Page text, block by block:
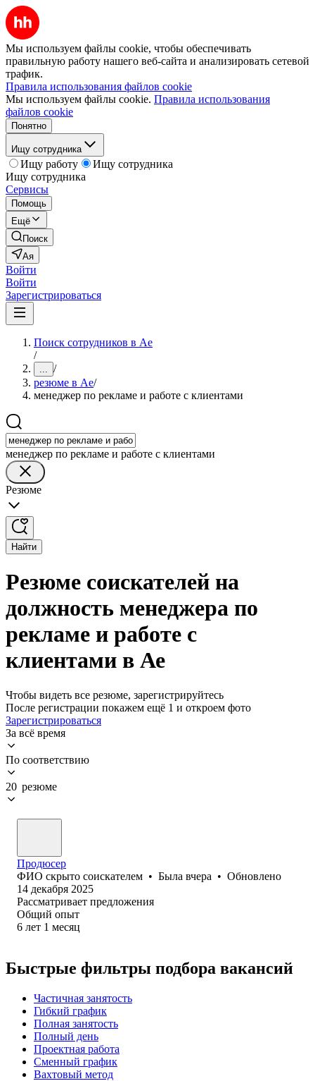
Мы используем файлы cookie, чтобы обеспечивать
правильную работу нашего веб-сайта и анализировать сетевой
трафик.
Правила использования файлов cookie
Мы используем файлы cookie. Правила использования
файлов cookie
Понятно
Ищу сотрудника
Ищу работу
Ищу сотрудника
Ищу сотрудника
Сервисы
Помощь
Ещё
Поиск
Ая
Войти
Войти
Зарегистрироваться
Поиск сотрудников в Ае
/
... /
резюме в Ае/
менеджер по рекламе и работе с клиентами
менеджер по рекламе и работе с клиентами
Резюме
Найти
Резюме соискателей на
должность менеджера по
рекламе и работе с
клиентами в Ае
Чтобы видеть все резюме, зарегистрируйтесь
После регистрации покажем ещё 1 и откроем фото
Зарегистрироваться
За всё время
По соответствию
20 резюме
Продюсер
ФИО скрыто соискателем • Была вчера • Обновлено
14 декабря 2025
Рассматривает предложения
Общий опыт
6 лет 1 месяц
Быстрые фильтры подбора вакансий
Частичная занятость
Гибкий график
Полная занятость
Полный день
Проектная работа
Сменный график
Вахтовый метод